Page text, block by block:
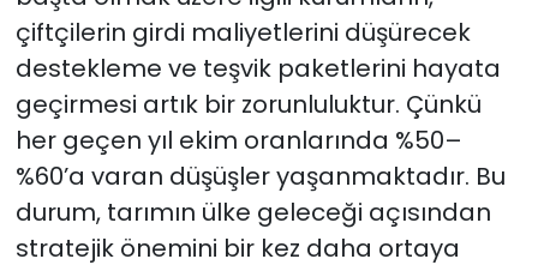
çiftçilerin girdi maliyetlerini düşürecek
destekleme ve teşvik paketlerini hayata
geçirmesi artık bir zorunluluktur. Çünkü
her geçen yıl ekim oranlarında %50–
%60’a varan düşüşler yaşanmaktadır. Bu
durum, tarımın ülke geleceği açısından
stratejik önemini bir kez daha ortaya